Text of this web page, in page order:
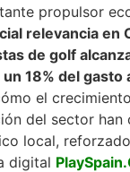
propulsor
relevancia en
de golf
18% del gasto
el
del sector han
local,
digital